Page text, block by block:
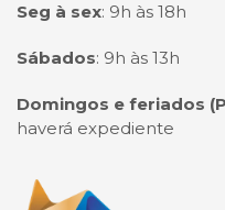
Seg à sex: 9h às 18h
Sábados: 9h às 13h
Domingos e feriados
haverá expediente
Página inicial